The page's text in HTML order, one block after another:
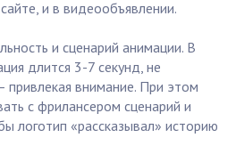
и в видеообъявлении.
и сценарий анимации. В
длится 3-7 секунд, не
внимание. При этом
с фрилансером сценарий и
логотип «рассказывал» историю